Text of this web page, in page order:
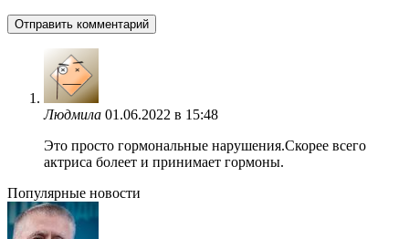
Людмила 01.06.2022 в 15:48
Это просто гормональные нарушения.Скорее всего
актриса болеет и принимает гормоны.
Популярные новости